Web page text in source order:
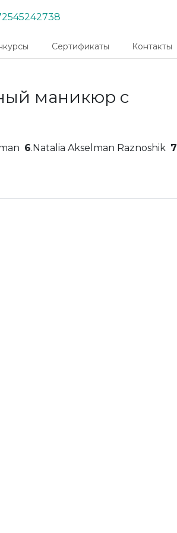
Сертификаты Контакты
маникюр с
6.Natalia Akselman Raznoshik 7